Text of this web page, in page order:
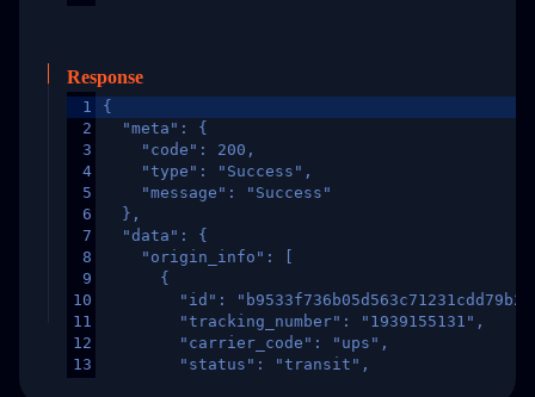
Response
1
2
3
4
5
6
7
8
9
10
11
12
13
{
  "meta": {
    "code": 200,
    "type": "Success",
    "message": "Success"
  },
  "data": {
    "origin_info": [
      {
"id":
        "tracking_number": "1939155131",
        "carrier_code": "ups",
        "status": "transit",